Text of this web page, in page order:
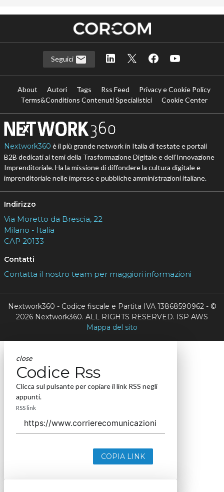
Seguici
About Autori Tags Rss Feed
Privacy e Cookie Policy
Terms&Conditions Contenuti Specialistici
Cookie Center
Nextwork360 è il più grande network in Italia di testate e portali
B2B dedicati ai temi della Trasformazione Digitale e dell’Innovazione
Imprenditoriale. Ha la missione di diffondere la cultura digitale e
imprenditoriale nelle imprese e pubbliche amministrazioni italiane.
Indirizzo
Via Moretto da Brescia, 22
Milano - Italia
CAP 20133
Contatti
Contatta il nostro team per maggiori informazioni
Nextwork360 - Codice fiscale e Partita IVA 13868590962 - ©
2026 Nextwork360. ALL RIGHTS RESERVED. ISP AWS
Mappa del sito
close
Codice Rss
Clicca sul pulsante per copiare il link RSS negli
appunti.
RSS link
COPIA LINK